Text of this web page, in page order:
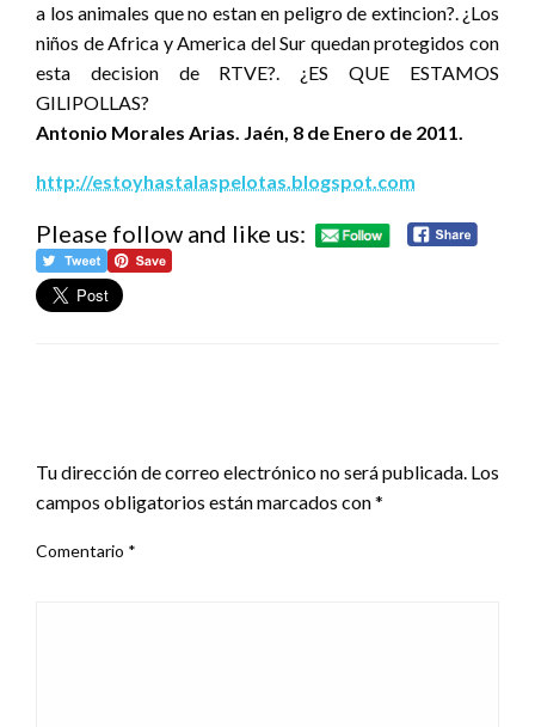
a los animales que no estan en peligro de extincion?. ¿Los
niños de Africa y America del Sur quedan protegidos con
esta decision de RTVE?. ¿ES QUE ESTAMOS
GILIPOLLAS?
Antonio Morales Arias. Jaén, 8 de Enero de 2011.
http://estoyhastalaspelotas.blogspot.com
Please follow and like us:
Tu dirección de correo electrónico no será publicada. Los
campos obligatorios están marcados con*
Comentario *